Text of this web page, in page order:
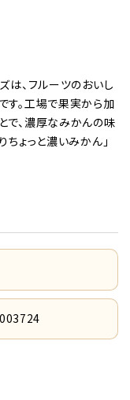
は、フルーツのおいし
す。工場で果実から加
で、濃厚なみかんの味
ちょっと濃いみかん」